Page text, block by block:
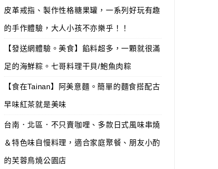
皮革戒指、製作性格糖果罐，一系列好玩有趣
的手作體驗，大人小孩不亦樂乎！！
【發送網體驗。美食】餡料超多，一顆就很滿
足的海鮮粽。七哥料理干貝/鮑魚肉粽
【食在Tainan】阿美意麵。簡單的麵食搭配古
早味紅茶就是美味
台南．北區．不只賣咖哩、多款日式風味串燒
＆特色味自慢料理，適合家庭聚餐、朋友小酌
的芙蓉鳥燒公園店